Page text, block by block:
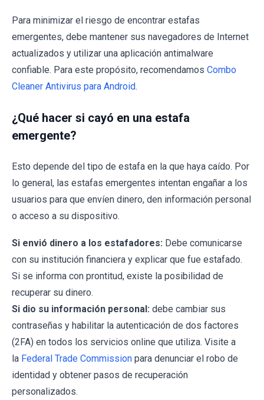
Para minimizar el riesgo de encontrar estafas
emergentes, debe mantener sus navegadores de Internet
actualizados y utilizar una aplicación antimalware
confiable. Para este propósito, recomendamos Combo
Cleaner Antivirus para Android.
¿Qué hacer si cayó en una estafa
emergente?
Esto depende del tipo de estafa en la que haya caído. Por
lo general, las estafas emergentes intentan engañar a los
usuarios para que envíen dinero, den información personal
o acceso a su dispositivo.
Si envió dinero a los estafadores: Debe comunicarse
con su institución financiera y explicar que fue estafado.
Si se informa con prontitud, existe la posibilidad de
recuperar su dinero.
Si dio su información personal: debe cambiar sus
contraseñas y habilitar la autenticación de dos factores
(2FA) en todos los servicios online que utiliza. Visite a
la Federal Trade Commission para denunciar el robo de
identidad y obtener pasos de recuperación
personalizados.